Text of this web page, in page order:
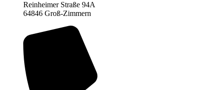
Reinheimer Straße 94A
64846 Groß-Zimmern